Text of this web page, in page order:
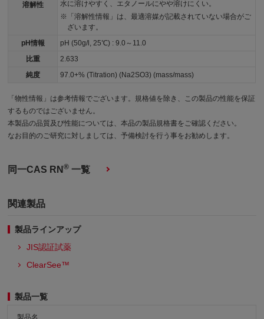
溶解性
水に溶けやすく、エタノールにやや溶けにくい。
「溶解性情報」は、最適溶媒が記載されていない場合がご
ざいます。
pH情報
pH (50g/l, 25℃) : 9.0～11.0
比重
2.633
純度
97.0+% (Titration) (Na2SO3) (mass/mass)
「物性情報」は参考情報でございます。規格値を除き、この製品の性能を保証
するものではございません。
本製品の品質及び性能については、本品の製品規格書をご確認ください。
なお目的のご研究に対しましては、予備検討を行う事をお勧めします。
同一CAS RN® 一覧
関連製品
製品ラインアップ
JIS認証試薬
ClearSee™
製品一覧
製品名